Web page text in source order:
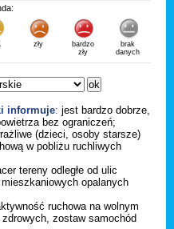
zły
bardzo
zły
brak
danych
informuje: jest bardzo dobrze,
bez ograniczeń;
(dzieci, osoby starsze)
w pobliżu ruchliwych
tereny odległe od ulic
opalanych
ruchowa na wolnym
zostaw samochód